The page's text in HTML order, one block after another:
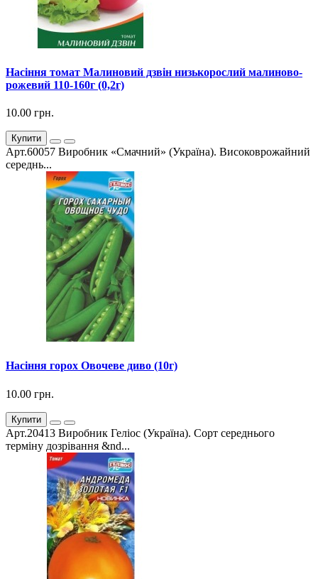
Насіння томат Малиновий дзвін низькорослий малиново-
рожевий 110-160г (0,2г)
10.00 грн.
Купити
Арт.60057 Виробник «Смачний» (Україна). Високоврожайний
середнь...
Насіння горох Овочеве диво (10г)
10.00 грн.
Купити
Арт.20413 Виробник Геліос (Україна). Сорт середнього
терміну дозрівання &nd...